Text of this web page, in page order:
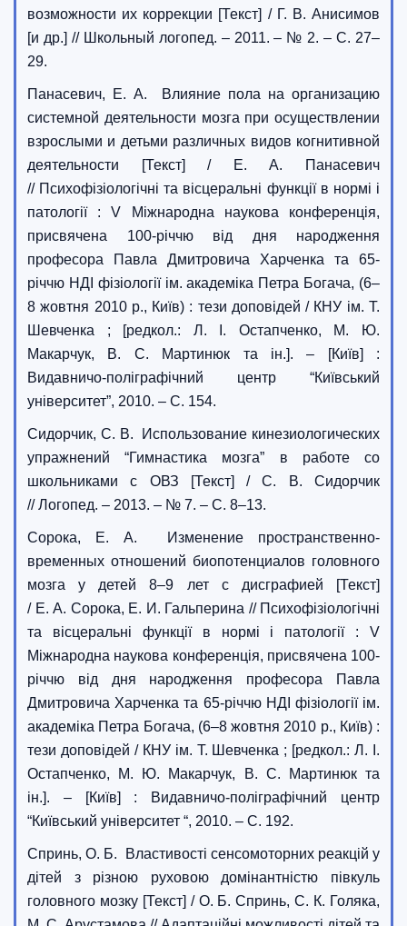
возможности их коррекции [Текст] / Г. В. Анисимов
[и др.] // Школьный логопед. – 2011. – № 2. – С. 27–
29.
Панасевич, Е. А. Влияние пола на организацию
системной деятельности мозга при осуществлении
взрослыми и детьми различных видов когнитивной
деятельности [Текст] / Е. А. Панасевич
// Психофізіологічні та вісцеральні функції в нормі і
патології : V Міжнародна наукова конференція,
присвячена 100-річчю від дня народження
професора Павла Дмитровича Харченка та 65-
річчю НДІ фізіології ім. академіка Петра Богача, (6–
8 жовтня 2010 р., Київ) : тези доповідей / КНУ ім. Т.
Шевченка ; [редкол.: Л. І. Остапченко, М. Ю.
Макарчук, В. С. Мартинюк та ін.]. – [Київ] :
Видавничо-поліграфічний центр “Київський
університет”, 2010. – С. 154.
Сидорчик, С. В. Использование кинезиологических
упражнений “Гимнастика мозга” в работе со
школьниками с ОВЗ [Текст] / С. В. Сидорчик
// Логопед. – 2013. – № 7. – С. 8–13.
Сорока, Е. А. Изменение пространственно-
временных отношений биопотенциалов головного
мозга у детей 8–9 лет с дисграфией [Текст]
/ Е. А. Сорока, Е. И. Гальперина // Психофізіологічні
та вісцеральні функції в нормі і патології : V
Міжнародна наукова конференція, присвячена 100-
річчю від дня народження професора Павла
Дмитровича Харченка та 65-річчю НДІ фізіології ім.
академіка Петра Богача, (6–8 жовтня 2010 р., Київ) :
тези доповідей / КНУ ім. Т. Шевченка ; [редкол.: Л. І.
Остапченко, М. Ю. Макарчук, В. С. Мартинюк та
ін.]. – [Київ] : Видавничо-поліграфічний центр
“Київський університет “, 2010. – С. 192.
Спринь, О. Б. Властивості сенсомоторних реакцій у
дітей з різною руховою домінантністю півкуль
головного мозку [Текст] / О. Б. Спринь, С. К. Голяка,